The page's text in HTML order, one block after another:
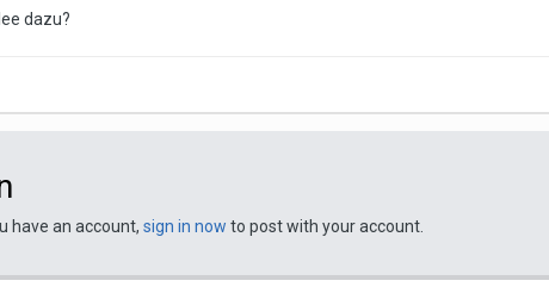
dazu?
have an account, sign in now to post with your account.